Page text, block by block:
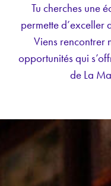
Tu cherches une
permette d’exceller
Viens rencontrer
opportunités qui
de La